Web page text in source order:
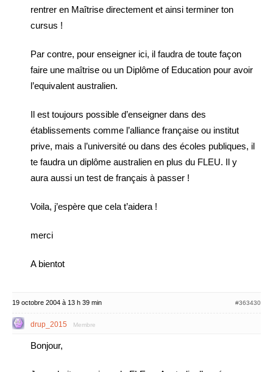
rentrer en Maîtrise directement et ainsi terminer ton
cursus !
Par contre, pour enseigner ici, il faudra de toute façon
faire une maîtrise ou un Diplôme of Education pour avoir
l’equivalent australien.
Il est toujours possible d’enseigner dans des
établissements comme l’alliance française ou institut
prive, mais a l’université ou dans des écoles publiques, il
te faudra un diplôme australien en plus du FLEU. Il y
aura aussi un test de français à passer !
Voila, j’espère que cela t’aidera !
merci
A bientot
19 octobre 2004 à 13 h 39 min #363430
drup_2015 Membre
Bonjour,